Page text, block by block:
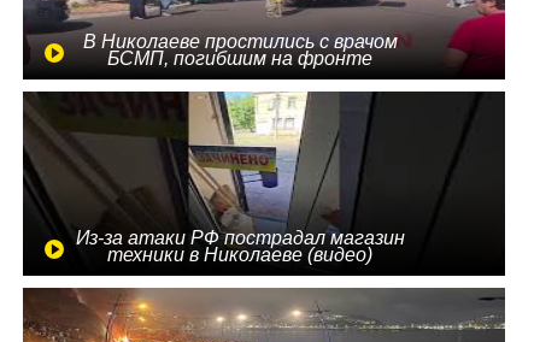
В Николаеве простились с врачом
БСМП, погибшим на фронте
Из-за атаки РФ пострадал магазин
техники в Николаеве (видео)